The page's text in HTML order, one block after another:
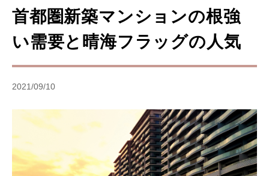
首都圏新築マンションの根強
い需要と晴海フラッグの人気
2021/09/10